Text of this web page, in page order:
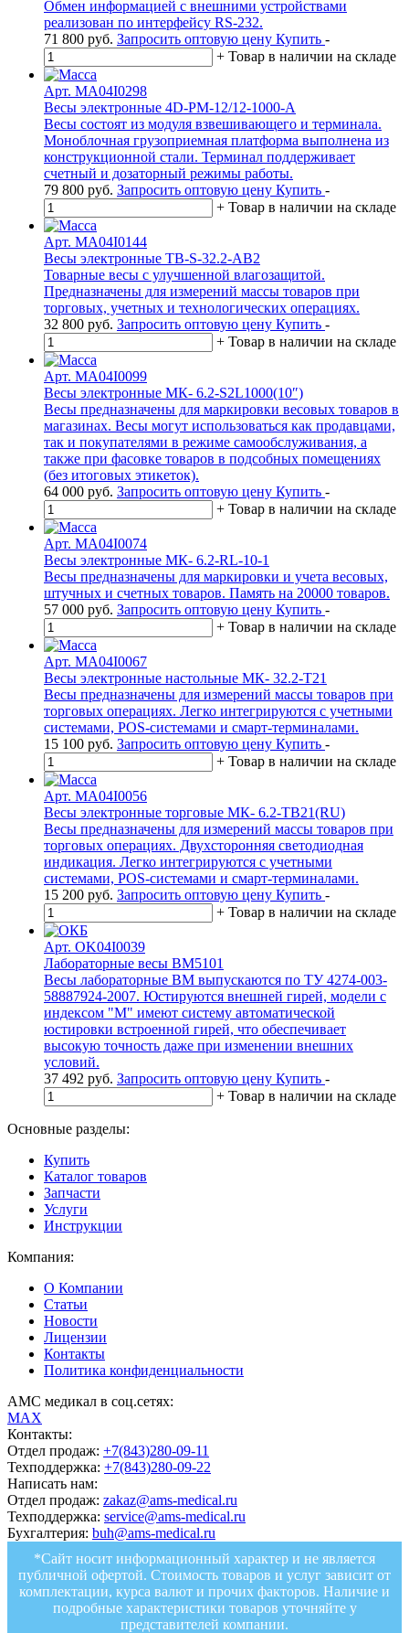
Обмен информацией с внешними устройствами
реализован по интерфейсу RS-232.
71 800 руб. Запросить оптовую цену Купить -
+ Товар в наличии на складе
Арт. MA04I0298
Весы электронные 4D-PM-12/12-1000-A
Весы состоят из модуля взвешивающего и терминала.
Моноблочная грузоприемная платформа выполнена из
конструкционной стали. Терминал поддерживает
счетный и дозаторный режимы работы.
79 800 руб. Запросить оптовую цену Купить -
+ Товар в наличии на складе
Арт. MA04I0144
Весы электронные TB-S-32.2-АB2
Товарные весы с улучшенной влагозащитой.
Предназначены для измерений массы товаров при
торговых, учетных и технологических операциях.
32 800 руб. Запросить оптовую цену Купить -
+ Товар в наличии на складе
Арт. MA04I0099
Весы электронные МК- 6.2-S2L1000(10″)
Весы предназначены для маркировки весовых товаров в
магазинах. Весы могут использоваться как продавцами,
так и покупателями в режиме самообслуживания, а
также при фасовке товаров в подсобных помещениях
(без итоговых этикеток).
64 000 руб. Запросить оптовую цену Купить -
+ Товар в наличии на складе
Арт. MA04I0074
Весы электронные МК- 6.2-RL-10-1
Весы предназначены для маркировки и учета весовых,
штучных и счетных товаров. Память на 20000 товаров.
57 000 руб. Запросить оптовую цену Купить -
+ Товар в наличии на складе
Арт. MA04I0067
Весы электронные настольные МК- 32.2-Т21
Весы предназначены для измерений массы товаров при
торговых операциях. Легко интегрируются с учетными
системами, POS-системами и смарт-терминалами.
15 100 руб. Запросить оптовую цену Купить -
+ Товар в наличии на складе
Арт. MA04I0056
Весы электронные торговые МК- 6.2-ТВ21(RU)
Весы предназначены для измерений массы товаров при
торговых операциях. Двухсторонняя светодиодная
индикация. Легко интегрируются с учетными
системами, POS-системами и смарт-терминалами.
15 200 руб. Запросить оптовую цену Купить -
+ Товар в наличии на складе
Арт. OK04I0039
Лабораторные весы ВМ5101
Весы лабораторные ВМ выпускаются по ТУ 4274-003-
58887924-2007. Юстируются внешней гирей, модели с
индексом "М" имеют систему автоматической
юстировки встроенной гирей, что обеспечивает
высокую точность даже при изменении внешних
условий.
37 492 руб. Запросить оптовую цену Купить -
+ Товар в наличии на складе
Основные разделы:
Купить
Каталог товаров
Запчасти
Услуги
Инструкции
Компания:
О Компании
Статьи
Новости
Лицензии
Контакты
Политика конфиденциальности
АМС медикал в соц.сетях:
MAX
Контакты:
Отдел продаж: +7(843)280-09-11
Техподдержка: +7(843)280-09-22
Написать нам:
Отдел продаж: zakaz@ams-medical.ru
Техподдержка: service@ams-medical.ru
Бухгалтерия: buh@ams-medical.ru
*Сайт носит информационный характер и не является
публичной офертой. Стоимость товаров и услуг зависит от
комплектации, курса валют и прочих факторов. Наличие и
подробные характеристики товаров уточняйте у
представителей компании.